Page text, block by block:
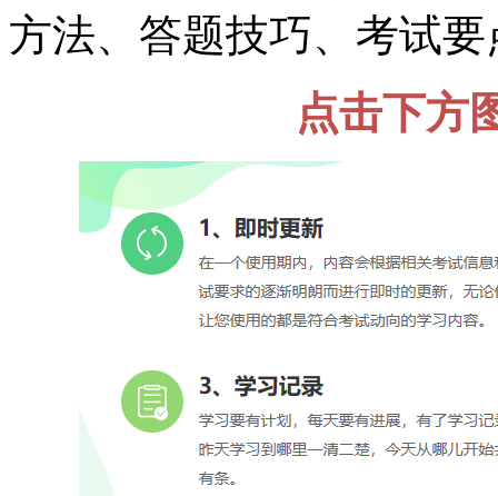
方法、答题技巧、考试
点击下方